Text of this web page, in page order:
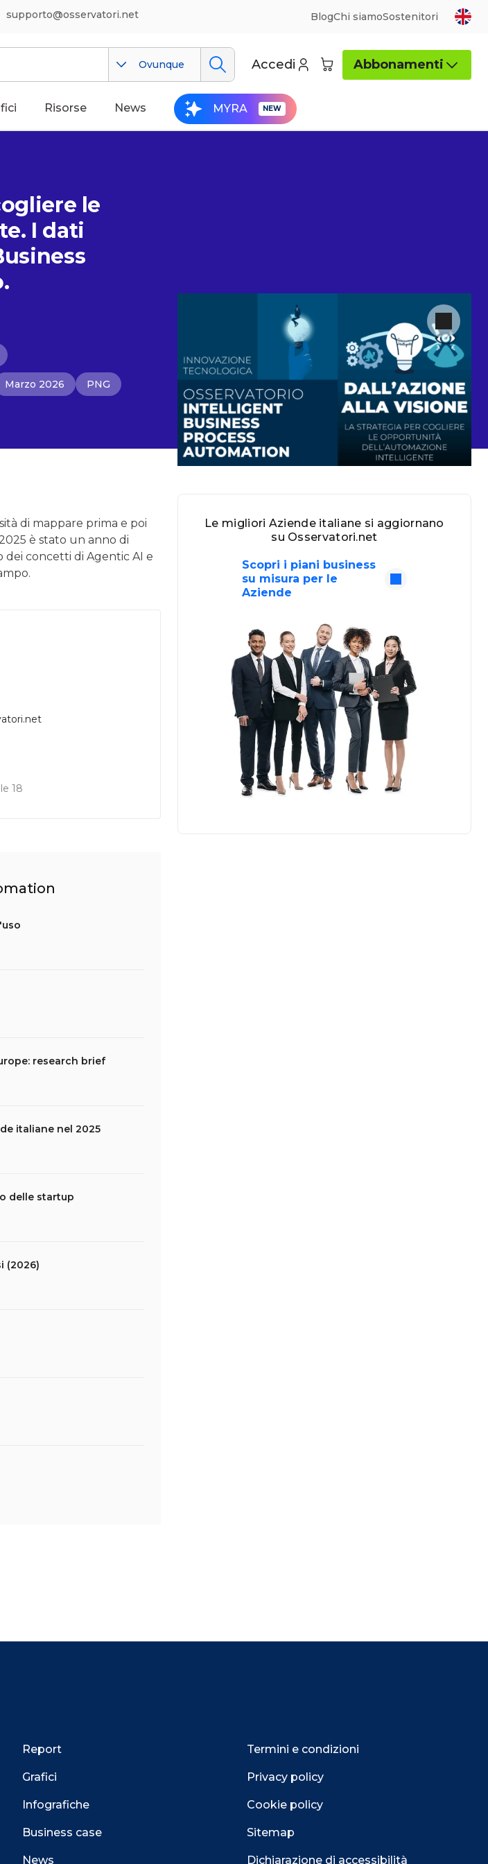
supporto@osservatori.net BlogChi siamoSostenitori
Ovunque Accedi Abbonamenti
Risorse News MYRA
le
I dati
Marzo 2026 PNG
di mappare prima e poi
è stato un anno di
concetti di Agentic AI e
18
research brief
italiane nel 2025
delle startup
(2026)
Le migliori Aziende italiane si aggiornano
su Osservatori.net
Scopri i piani business
su misura per le
Aziende
Report
Grafici
Infografiche
Business case
News
Termini e condizioni
Privacy policy
Cookie policy
Sitemap
Dichiarazione di accessibilità